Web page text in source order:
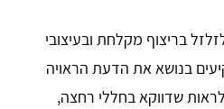
בריצוף מקלחת ובעיצובי
בנושא את הדעת הראויה
לראות שדווקא בחללי רחצה,